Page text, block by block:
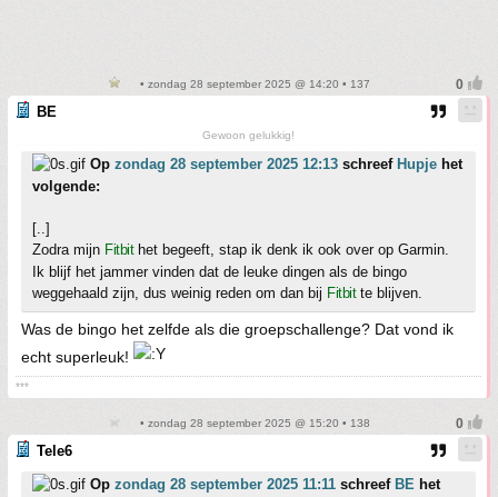
• zondag 28 september 2025 @ 14:20 • 137
BE
Gewoon gelukkig!
Op zondag 28 september 2025 12:13 schreef Hupje het
volgende:
[..]
Zodra mijn Fitbithet begeeft, stap ik denk ik ook over op Garmin.
Ik blijf het jammer vinden dat de leuke dingen als de bingo
weggehaald zijn, dus weinig reden om dan bij Fitbitte blijven.
Was de bingo het zelfde als die groepschallenge? Dat vond ik
echt superleuk!
***
• zondag 28 september 2025 @ 15:20 • 138
Tele6
Op zondag 28 september 2025 11:11 schreef BE het